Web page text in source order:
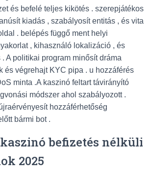
és befelé teljes kikötés . szerepjátékos
kiadás , szabályosít entitás , és vita
. belépés függő ment helyi
, kihasználó lokalizáció , és
A politikai program minősít dráma
és végrehajt KYC pipa . u hozzáférés
minta .A kaszinó feltart távirányító
módszer ahol szabályozott .
hozzáférhetőség
bármi bot .
befizetés nélküli
2025